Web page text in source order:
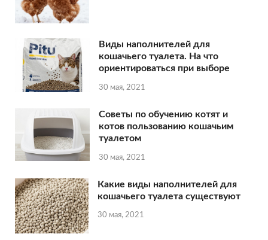
Виды наполнителей для
кошачьего туалета. На что
ориентироваться при выборе
30 мая, 2021
Советы по обучению котят и
котов пользованию кошачьим
туалетом
30 мая, 2021
Какие виды наполнителей для
кошачьего туалета существуют
30 мая, 2021